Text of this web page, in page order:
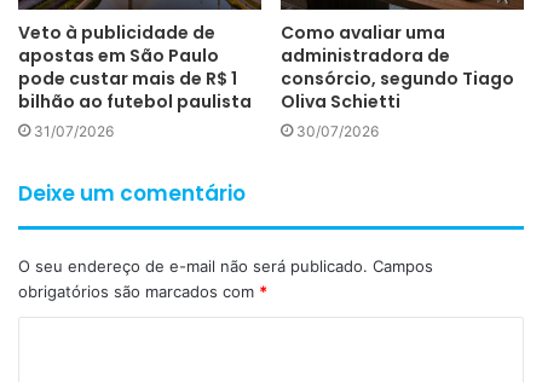
Veto à publicidade de
apostas em São Paulo
pode custar mais de R$ 1
bilhão ao futebol paulista
31/07/2026
Como avaliar uma
administradora de
consórcio, segundo Tiago
Oliva Schietti
30/07/2026
Deixe um comentário
O seu endereço de e-mail não será publicado. Campos
obrigatórios são marcados com *